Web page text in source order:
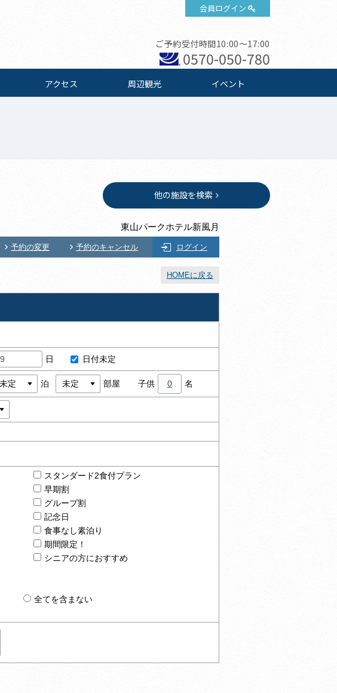
会員ログイン
ご予約受付時間10:00～17:00
0570-050-780
アクセス 周辺観光 イベント
他の施設を検索
東山パークホテル新風月
予約の変更 予約のキャンセル ログイン
HOMEに戻る
日 日付未定
泊 部屋 子供 0 名
スタンダード2食付プラン
早期割
グループ割
記念日
食事なし素泊り
期間限定！
シニアの方におすすめ
全てを含まない